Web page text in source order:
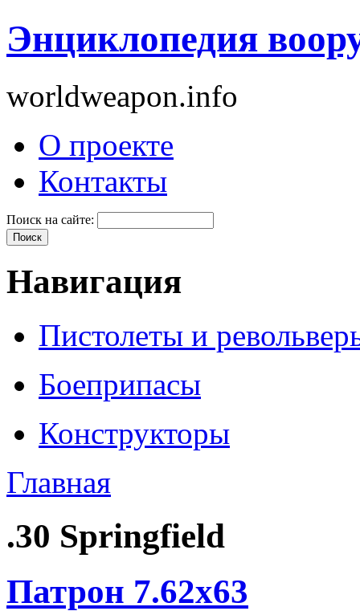
Энциклопедия
worldweapon.info
О проекте
Контакты
Поиск на сайте:
Навигация
Пистолеты и
Боеприпасы
Конструкторы
Главная
.30 Springfield
Патрон 7.62x63